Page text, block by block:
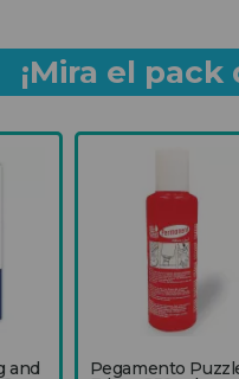
¡Mira el
and Pegamento